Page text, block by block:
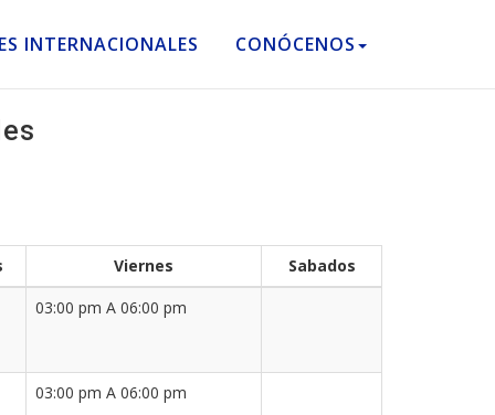
INTERNACIONALES CONÓCENOS
Viernes
Sabados
03:00 pm A 06:00 pm
03:00 pm A 06:00 pm